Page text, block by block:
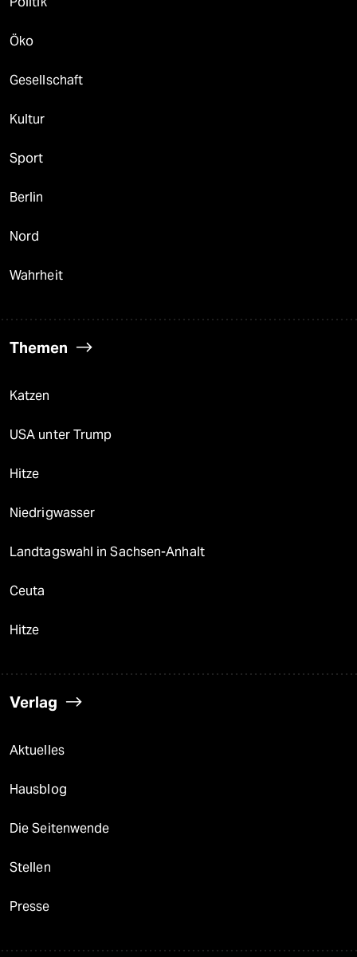
Öko
Gesellschaft
Kultur
Sport
Berlin
Nord
Wahrheit
Themen
Katzen
USA unter Trump
Hitze
Niedrigwasser
Landtagswahl in Sachsen-Anhalt
Ceuta
Hitze
Verlag
Aktuelles
Hausblog
Die Seitenwende
Stellen
Presse